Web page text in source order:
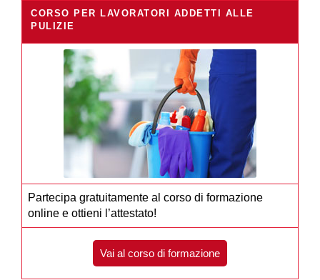
CORSO PER LAVORATORI ADDETTI ALLE
PULIZIE
Partecipa gratuitamente al corso di formazione
online e ottieni l’attestato!
Vai al corso di formazione